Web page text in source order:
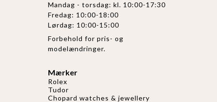
Mandag - torsdag: kl. 10:00-17:30
Fredag: 10:00-18:00
Lørdag: 10:00-15:00
Forbehold for pris- og
modelændringer.
Mærker
Rolex
Tudor
Chopard watches & jewellery